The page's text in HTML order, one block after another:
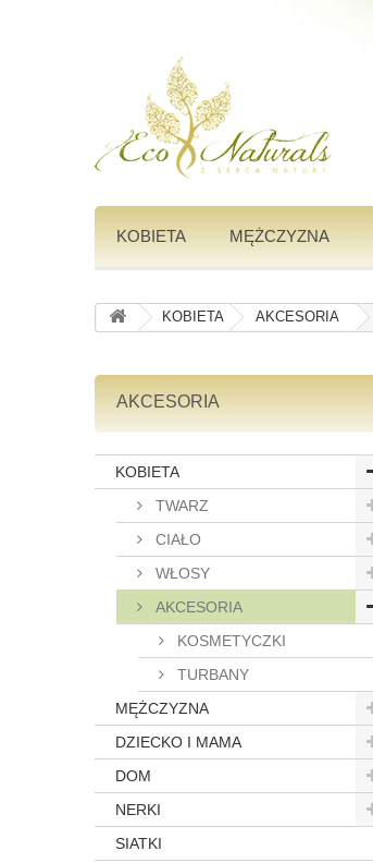
KOBIETA MĘŻCZYZNA
KOBIETA AKCESORIA
AKCESORIA
KOBIETA
TWARZ
CIAŁO
WŁOSY
AKCESORIA
KOSMETYCZKI
TURBANY
MĘŻCZYZNA
DZIECKO I MAMA
DOM
NERKI
SIATKI